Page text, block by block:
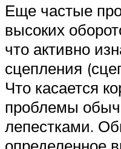
Еще частые
высоких
что активно
сцепления
Что касается
проблемы
лепестками.